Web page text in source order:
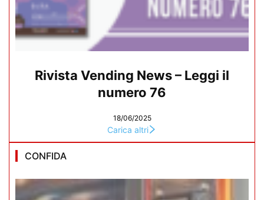
Rivista Vending News – Leggi il
numero 76
18/06/2025
Carica altri
CONFIDA